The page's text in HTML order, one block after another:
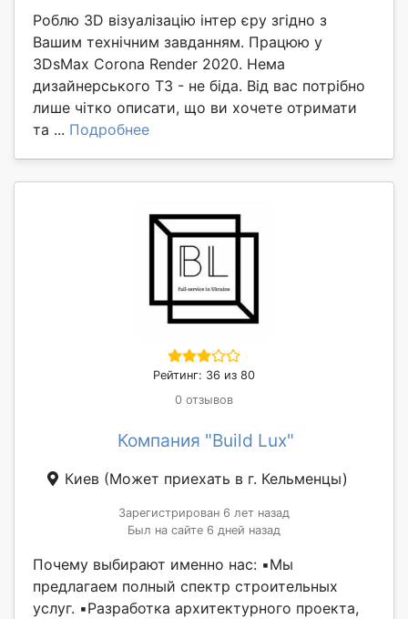
Роблю 3D візуалізацію інтер єру згідно з
Вашим технічним завданням. Працюю у
3DsMax Corona Render 2020. Нема
дизайнерського ТЗ - не біда. Від вас потрібно
лише чітко описати, що ви хочете отримати
та ... Подробнее
Рейтинг: 36 из 80
0 отзывов
Компания "Build Lux"
Киев (Может приехать в г. Кельменцы)
Зарегистрирован 6 лет назад
Был на сайте 6 дней назад
Почему выбирают именно нас: ▪️Мы
предлагаем полный спектр строительных
услуг. ▪️Разработка архитектурного проекта,